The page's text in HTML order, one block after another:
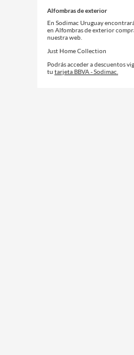
Alfombras de exterior
En Sodimac Uruguay
en Alfombras de exterior
nuestra web.
Just Home Collection
Podrás acceder a descuentos
tu tarjeta BBVA - Sodimac.